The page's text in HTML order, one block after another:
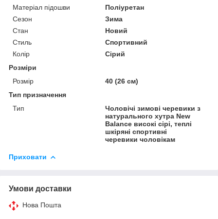
Матеріал підошви
Поліуретан
Сезон
Зима
Стан
Новий
Стиль
Спортивний
Колір
Сірий
Розміри
Розмір
40 (26 см)
Тип призначення
Тип
Чоловічі зимові черевики з
натурального хутра New
Balance високі сірі, теплі
шкіряні спортивні
черевики чоловікам
Приховати
Умови доставки
Нова Пошта